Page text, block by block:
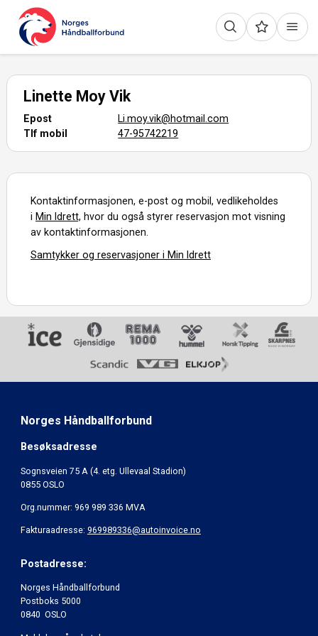
Linette Moy Vik
Epost
Li.moy.vik@hotmail.com
Tlf mobil
47-95742219
Kontaktinformasjonen, e-post og mobil, vedlikeholdes
i Min Idrett, hvor du også styrer reservasjon mot visning
av kontaktinformasjonen.
Samtykker og reservasjoner i Min Idrett
Norges Håndballforbund
Besøksadresse
Sognsveien 75 A (4. etg. Ullevaal Stadion)
0855 OSLO
Org.nummer: 969 989 336 MVA
Fakturaadresse: 969989336@autoinvoice.no
Postadresse:
Norges Håndballforbund
Postboks 5000
0840 OSLO